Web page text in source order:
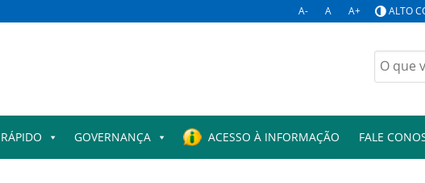
A- A A+ ALTO
GOVERNANÇA ACESSO À INFORMAÇÃO FALE